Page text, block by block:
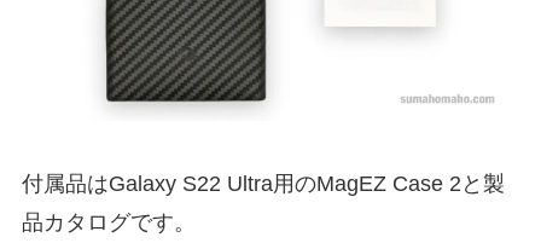
付属品はGalaxy S22 Ultra用のMagEZ Case 2と製
品カタログです。